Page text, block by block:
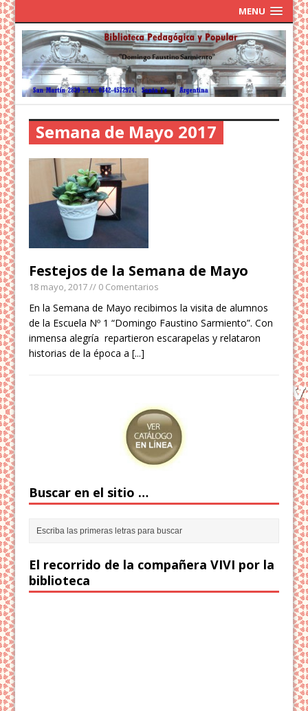
MENU
Semana de Mayo 2017
Festejos de la Semana de Mayo
18 mayo, 2017// 0 Comentarios
En la Semana de Mayo recibimos la visita de alumnos
de la Escuela Nº 1 “Domingo Faustino Sarmiento”. Con
inmensa alegría repartieron escarapelas y relataron
historias de la época a[...]
Buscar en el sitio …
El recorrido de la compañera VIVI por la
biblioteca